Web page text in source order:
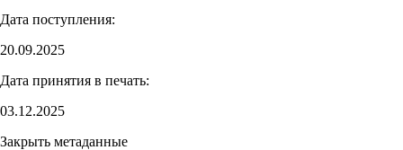
Дата поступления:
20.09.2025
Дата принятия в печать:
03.12.2025
Закрыть метаданные